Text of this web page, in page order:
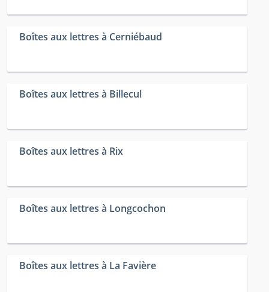
Boîtes aux lettres à Cerniébaud
Boîtes aux lettres à Billecul
Boîtes aux lettres à Rix
Boîtes aux lettres à Longcochon
Boîtes aux lettres à La Favière